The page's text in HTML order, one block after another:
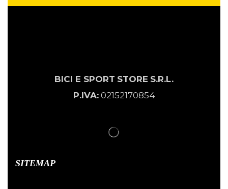
BICI E SPORT STORE S.R.L.
P.IVA:02152170854
SITEMAP